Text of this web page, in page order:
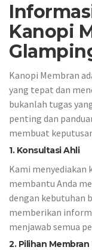
Kanopi
Kanopi Membran
yang tepat dan
bukanlah tugas
penting dan
membuat
1. Konsultasi Ahli
Kami menyediakan
membantu Anda
dengan kebutuhan
memberikan
menjawab semua
2. Pilihan